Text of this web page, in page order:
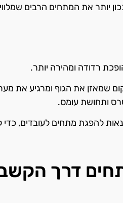
יותר את המתחים הרבים
רדודה ומהירה יותר.
שמאזן את הגוף ומרגיע את
ותחושת עומס.
להפגת מתחים לעובדים, כדי
דרך